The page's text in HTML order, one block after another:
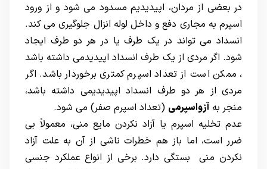
در بعضی از مردان، اپیدیدیم مسدود می شود و از ورود
اسپرم به مجاری دفع و داخل لوله انزال جلوگیری می کند.
انسداد می تواند در یک طرف یا در هر دو طرف ایجاد
شود. اگر مردی از یک طرف انسداد اپیدیدمی داشته باشد
، ممکن است از تعداد اسپرم کمتری برخوردار باشد. اگر
مردی از هر دو طرف انسداد اپیدیدیمی داشته باشد،
منجر به آزواسپرمی (تعداد اسپرم صفر) می شود.
عدم تخلیه اسپرم یا آزاد نکردن مایع منی، معمولاً بی
ضرر است، اما باز هم خطرات ناشی از آن به علت آزاد
نکردن منی بستگی دارد. برخی از انواع عملکرد جنسی